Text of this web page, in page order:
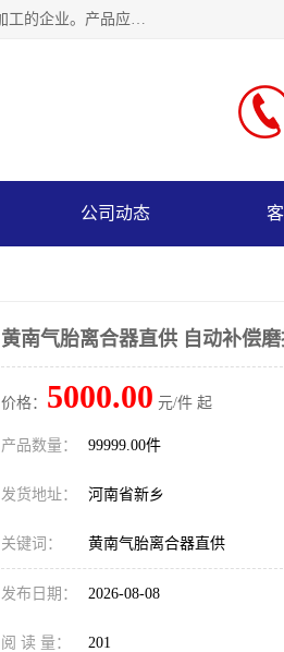
河南大林橡胶通信器材有限公司是一个专注于各种橡胶件、离合器及配件、泥浆泵及配件等产品设计制造和加工的企业。产品应用于矿山、冶金、石油、钢铁、化工、水泥、船舶、造纸、通用机械等各种大功率机械传动或制动装置。
公司动态
黄南气胎离合器直供 自动补偿
价格： 5000.00 元/件 起
产品数量： 99999.00件
发货地址： 河南省新乡
关键词： 黄南气胎离合器直供
发布日期： 2026-08-08
阅 读 量： 201